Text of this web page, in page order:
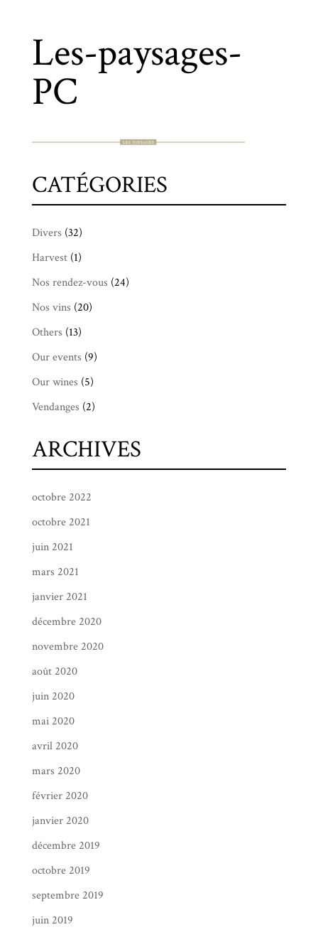
Les-paysages-
PC
CATÉGORIES
Divers (32)
Harvest(1)
Nos rendez-vous (24)
Nos vins (20)
Others (13)
Our events (9)
Our wines (5)
Vendanges (2)
ARCHIVES
octobre 2022
octobre 2021
juin 2021
mars 2021
janvier 2021
décembre 2020
novembre 2020
août 2020
juin 2020
mai 2020
avril 2020
mars 2020
février 2020
janvier 2020
décembre 2019
octobre 2019
septembre 2019
juin 2019